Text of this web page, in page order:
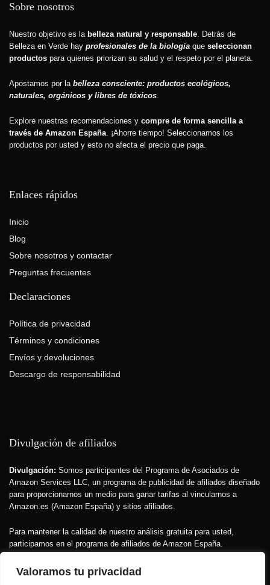
Valoramos tu privacidad
Sobre nosotros
Nuestro objetivo es la belleza natural y responsable. Detrás de
Belleza en Verde hay profesionales de la biología que seleccionan
productos para quienes priorizan su salud y el respeto por el planeta.
Apostamos por la belleza consciente: productos ecológicos,
naturales, orgánicos y libres de tóxicos.
Explore nuestras recomendaciones y compre de forma sencilla a
través de Amazon España. ¡Ahorre tiempo! Seleccionamos los
productos por usted y esto no afecta el precio que paga.
Enlaces rápidos
Inicio
Blog
Sobre nosotros y contactar
Preguntas frecuentes
Declaraciones
Política de privacidad
Términos y condiciones
Envíos y devoluciones
Descargo de responsabilidad
Divulgación de afiliados
Divulgación: Somos participantes del Programa de Asociados de
Amazon Services LLC, un programa de publicidad de afiliados diseñado
para proporcionarnos un medio para ganar tarifas al vincularnos a
Amazon.es (Amazon España) y sitios afiliados.
Para mantener la calidad de nuestro análisis gratuita para usted,
participamos en el programa de afiliados de Amazon España.
enlaces.Esto no afecta el precio que usted paga
investigación que hacemos sobre los productos.